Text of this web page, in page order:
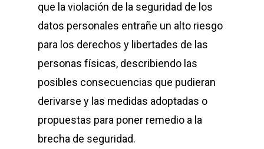
que la violación de la seguridad de los
datos personales entrañe un alto riesgo
para los derechos y libertades de las
personas físicas, describiendo las
posibles consecuencias que pudieran
derivarse y las medidas adoptadas o
propuestas para poner remedio a la
brecha de seguridad.